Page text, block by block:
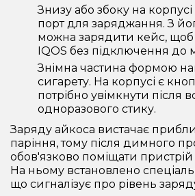
Знизу або збоку на
порт для заряджання. З
можна зарядити кейс, щоб
IQOS без підключення до
Знімна частина формою
сигарету. На корпусі є
потрібно увімкнути після
одноразового стику.
Заряду айкоса вистачає
паріння, тому після димного
обов'язково поміщати
На ньому встановлено
що сигналізує про рівень